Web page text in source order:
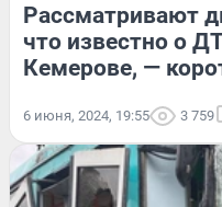
Рассматривают
что известно о
Кемерове, —
6 июня, 2024, 19:55 3 759